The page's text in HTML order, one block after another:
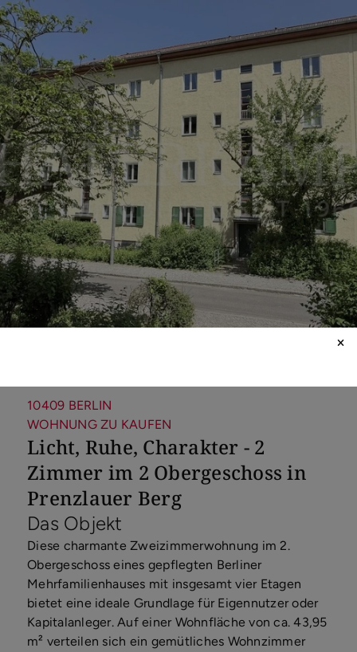
10409 BERLIN
WOHNUNG ZU KAUFEN
Licht, Ruhe, Charakter - 2
Zimmer im 2 Obergeschoss in
Prenzlauer Berg
Das Objekt
Diese charmante Zweizimmerwohnung im 2.
Obergeschoss eines gepflegten Berliner
Mehrfamilienhauses mit insgesamt vier Etagen
bietet eine ideale Grundlage für Eigennutzer oder
Kapitalanleger. Auf einer Wohnfläche von ca. 43,95
m² verteilen sich ein gemütliches Wohnzimmer